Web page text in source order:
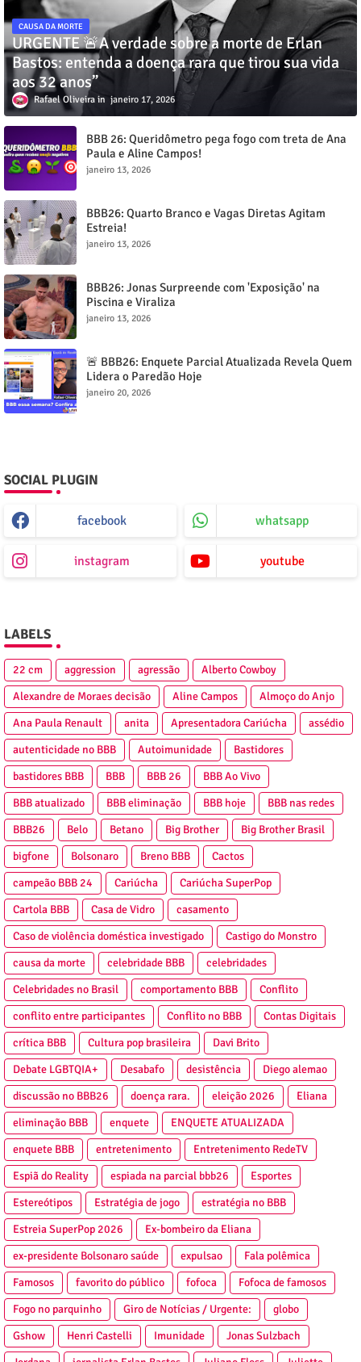
CAUSA DA MORTE
URGENTE 🚨A verdade sobre a morte de Erlan
Bastos: entenda a doença rara que tirou sua vida
aos 32 anos”
Rafael Oliveira janeiro 17, 2026
BBB 26: Queridômetro pega fogo com treta de Ana
Paula e Aline Campos!
janeiro 13, 2026
BBB26: Quarto Branco e Vagas Diretas Agitam
Estreia!
janeiro 13, 2026
BBB26: Jonas Surpreende com 'Exposição' na
Piscina e Viraliza
janeiro 13, 2026
🚨 BBB26: Enquete Parcial Atualizada Revela Quem
Lidera o Paredão Hoje
janeiro 20, 2026
SOCIAL PLUGIN
facebook whatsapp
instagram youtube
LABELS
22 cm aggression agressão
Alberto Cowboy
Alexandre de Moraes decisão
Aline Campos
Almoço do Anjo
Ana Paula Renault
anita Apresentadora Cariúcha
assédio
autenticidade no BBB
Autoimunidade
Bastidores
bastidores BBB
BBB BBB 26
BBB Ao Vivo
BBB atualizado
BBB eliminação BBB hoje
BBB nas redes
BBB26
Belo Betano Big Brother
Big Brother Brasil
bigfone
Bolsonaro Breno BBB
Cactos
campeão BBB 24
Cariúcha
Cariúcha SuperPop
Cartola BBB
Casa de Vidro
casamento
Caso de violência doméstica investigado
Castigo do Monstro
causa da morte
celebridade BBB
celebridades
Celebridades no Brasil
comportamento BBB
Conflito
conflito entre participantes
Conflito no BBB
Contas Digitais
crítica BBB
Cultura pop brasileira
Davi Brito
Debate LGBTQIA+
Desabafo desistência
Diego alemao
discussão no BBB26
doença rara. eleição 2026
Eliana
eliminação BBB
enquete
ENQUETE ATUALIZADA
enquete BBB
entretenimento
Entretenimento RedeTV
Espiã do Reality
espiada na parcial bbb26
Esportes
Estereótipos
Estratégia de jogo
estratégia no BBB
Estreia SuperPop 2026
Ex-bombeiro da Eliana
ex-presidente Bolsonaro saúde
expulsao
Fala polêmica
Famosos
favorito do público fofoca
Fofoca de famosos
Fogo no parquinho
Giro de Notícias / Urgente:
globo
Gshow
Henri Castelli Imunidade
Jonas Sulzbach